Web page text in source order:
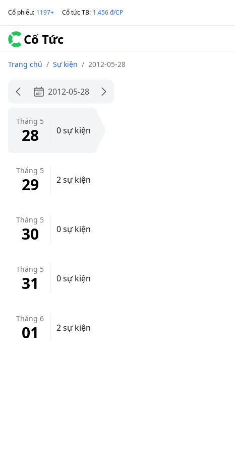
Cổ phiếu: 1197+ Cổ tức TB: 1.456 đ/CP
Cổ Tức
Trang chủ / Sự kiện / 2012-05-28
2012-05-28
Tháng 5
28 0 sự kiện
Tháng 5
29 2 sự kiện
Tháng 5
30 0 sự kiện
Tháng 5
31 0 sự kiện
Tháng 6
01 2 sự kiện